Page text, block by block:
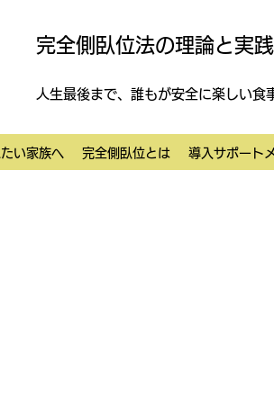
完全側臥位法の理論と実
人生最後まで、誰もが安全に楽しい食
い家族へ 完全側臥位とは 導入サポート